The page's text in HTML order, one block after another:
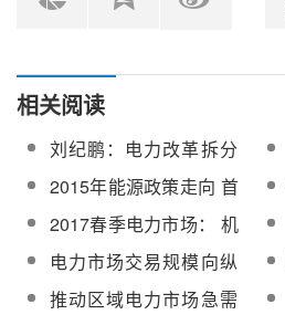
相关阅读
刘纪鹏：电力改革拆分
电网的真正原因
2015年能源政策走向 首
推电力改革
2017春季电力市场： 机
制规则不断完善 规模结
构走向纵深
电力市场交易规模向纵
深发展 发电行业应保持
推动区域电力市场急需